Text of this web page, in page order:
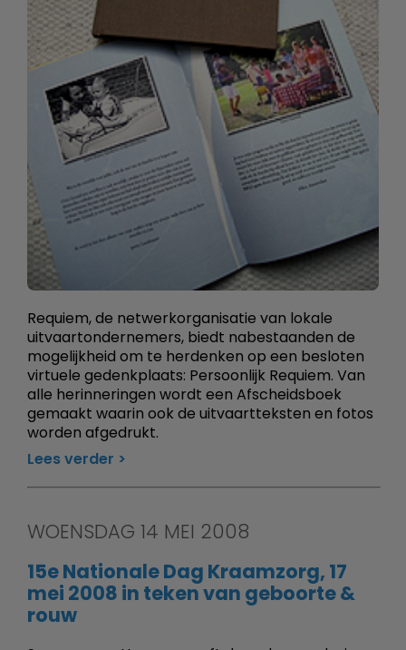
Requiem, de netwerkorganisatie van lokale
uitvaartondernemers, biedt nabestaanden de
mogelijkheid om te herdenken op een besloten
virtuele gedenkplaats: Persoonlijk Requiem. Van
alle herinneringen wordt een Afscheidsboek
gemaakt waarin ook de uitvaartteksten en fotos
worden afgedrukt.
Lees verder
WOENSDAG 14 MEI 2008
15e Nationale Dag Kraamzorg, 17
mei 2008 in teken van geboorte &
rouw